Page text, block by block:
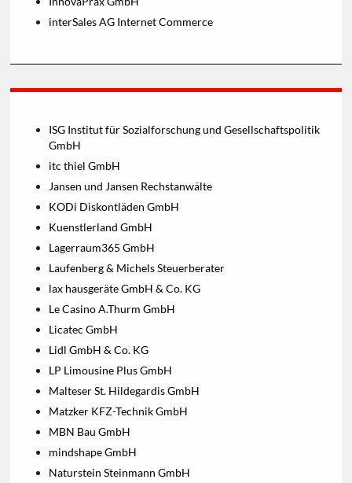
interSales AG Internet Commerce
ISG Institut für Sozialforschung und Gesellschaftspolitik
GmbH
itc thiel GmbH
Jansen und Jansen Rechstanwälte
KODi Diskontläden GmbH
Kuenstlerland GmbH
Lagerraum365 GmbH
Laufenberg & Michels Steuerberater
lax hausgeräte GmbH & Co. KG
Le Casino A.Thurm GmbH
Licatec GmbH
Lidl GmbH & Co. KG
LP Limousine Plus GmbH
Malteser St. Hildegardis GmbH
Matzker KFZ-Technik GmbH
MBN Bau GmbH
mindshape GmbH
Naturstein Steinmann GmbH